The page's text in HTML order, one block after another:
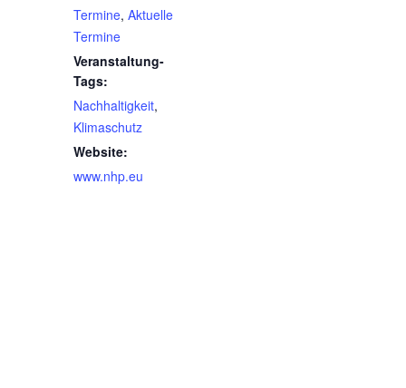
Termine, Aktuelle
Termine
Veranstaltung-
Tags:
Nachhaltigkeit,
Klimaschutz
Website:
www.nhp.eu